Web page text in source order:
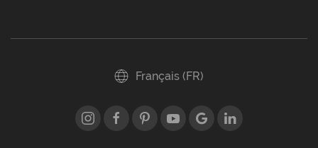
Français (FR)